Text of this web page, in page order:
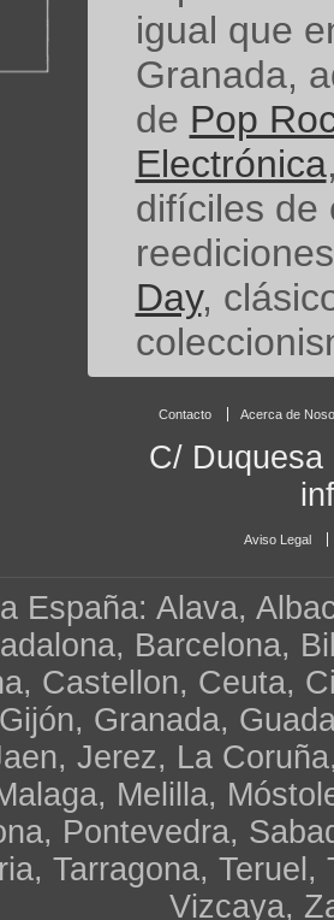
igual que
Granada,
de Pop
Electrónica
difíciles de
Day,
Contacto Acerca de
C/ Duquesa
Aviso Legal
España: Alava,
Barcelona,
Castellon, Ceuta,
Granada,
Jerez, La
Melilla,
Pontevedra,
Tarragona,
Vizcaya,